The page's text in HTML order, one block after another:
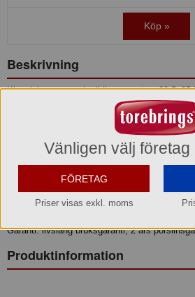
Köp »
Beskrivning
Klassisk, stor steaktallrik som mäter
Steaktallrik oval stor vit - 29,5 cm
Producent: Pillivuyt
Material: ugnsfast porslin
Bredd: 25,5 cm
Garanti: livslång bruksgaranti, 2 års
Produktinformation
Vänligen välj
FÖRETAG
Priser visas exkl. moms